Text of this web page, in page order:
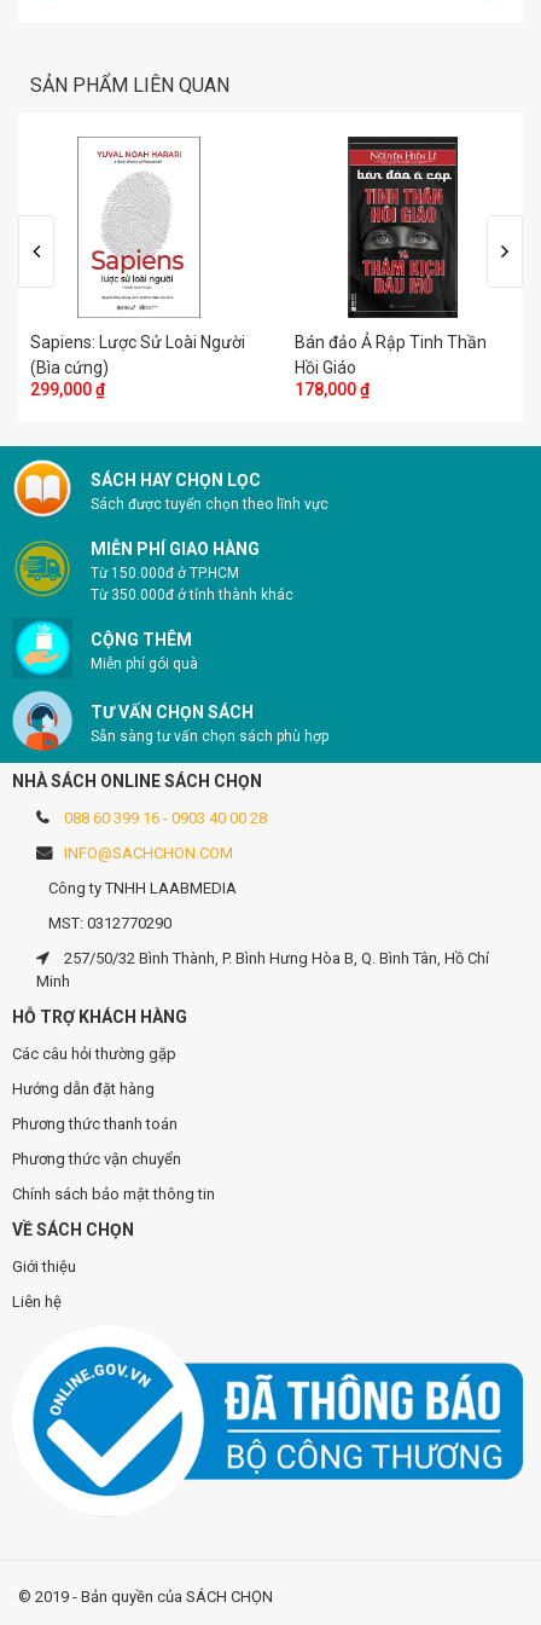
SẢN PHẨM LIÊN QUAN
Sapiens: Lược Sử Loài Người
(Bìa cứng)
299,000 ₫
Bán đảo Ả Rập Tinh Thần
Hồi Giáo
178,000 ₫
SÁCH HAY CHỌN LỌC
Sách được tuyển chọn theo lĩnh vực
MIỄN PHÍ GIAO HÀNG
Từ 150.000đ ở TP.HCM
Từ 350.000đ ở tỉnh thành khác
CỘNG THÊM
Miễn phí gói quà
TƯ VẤN CHỌN SÁCH
Sẵn sàng tư vấn chọn sách phù hợp
NHÀ SÁCH ONLINE SÁCH CHỌN
088 60 399 16 - 0903 40 00 28
INFO@SACHCHON.COM
Công ty TNHH LAABMEDIA
MST: 0312770290
257/50/32 Bình Thành, P. Bình Hưng Hòa B, Q. Bình Tân, Hồ Chí
Minh
HỖ TRỢ KHÁCH HÀNG
Các câu hỏi thường gặp
Hướng dẫn đặt hàng
Phương thức thanh toán
Phương thức vận chuyển
Chính sách bảo mật thông tin
VỀ SÁCH CHỌN
Giới thiệu
Liên hệ
© 2019 - Bản quyền của SÁCH CHỌN